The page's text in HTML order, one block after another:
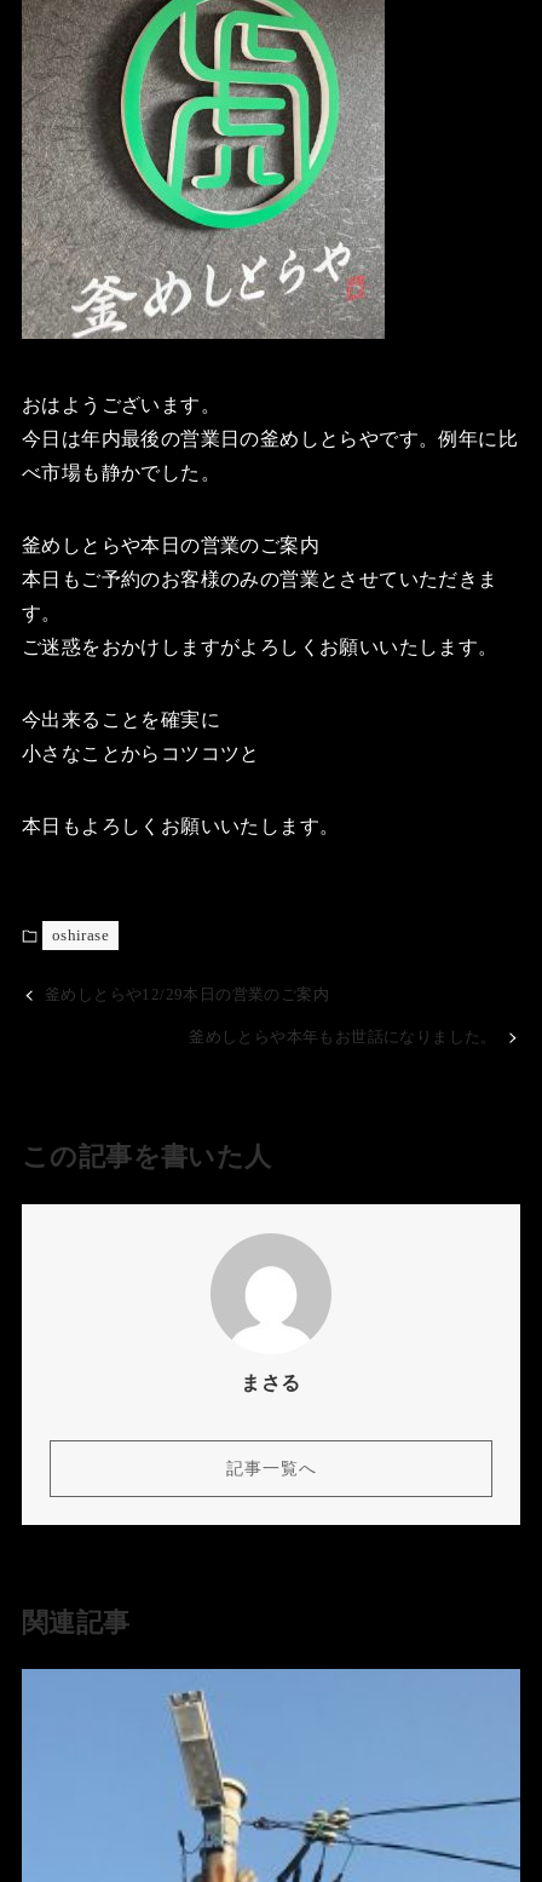
おはようございます。
今日は年内最後の営業日の釜めしとらやです。例年に比
べ市場も静かでした。
釜めしとらや本日の営業のご案内
本日もご予約のお客様のみの営業とさせていただきま
す。
ご迷惑をおかけしますがよろしくお願いいたします。
今出来ることを確実に
小さなことからコツコツと
本日もよろしくお願いいたします。
oshirase
釜めしとらや12/29本日の営業のご案内
釜めしとらや本年もお世話になりました。
この記事を書いた人
まさる
記事一覧へ
関連記事